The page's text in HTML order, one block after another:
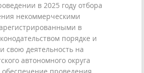
в 2025 году отбора
некоммерческими
в
порядке и
свою деятельность на
автономного округа